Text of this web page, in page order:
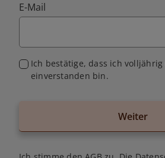
E-Mail
Ich bestätige, dass ich
einverstanden bin.
Weiter